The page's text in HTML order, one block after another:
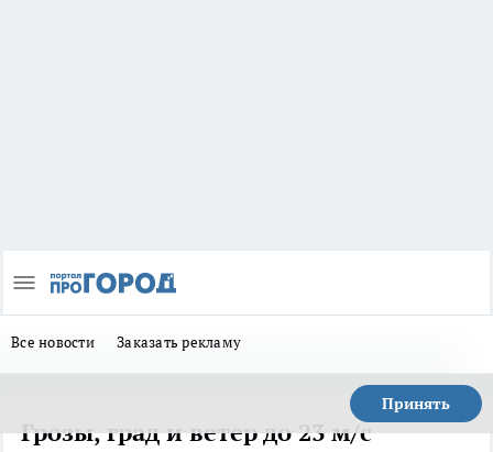
Все новости Заказать рекламу
Принять
Грозы, град и ветер до 23 м/с